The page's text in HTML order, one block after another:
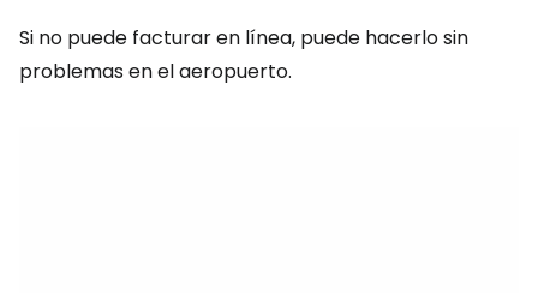
Si no puede facturar en línea, puede hacerlo sin
problemas en el aeropuerto.